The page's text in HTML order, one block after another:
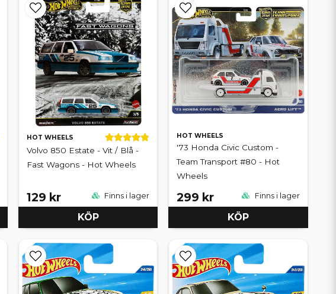
HOT WHEELS
Volvo 850 Estate - Vit / Blå -
Fast Wagons - Hot Wheels
129 kr Finns i lager
KÖP
HOT WHEELS
'73 Honda Civic Custom -
Team Transport #80 - Hot
Wheels
299 kr Finns i lager
KÖP